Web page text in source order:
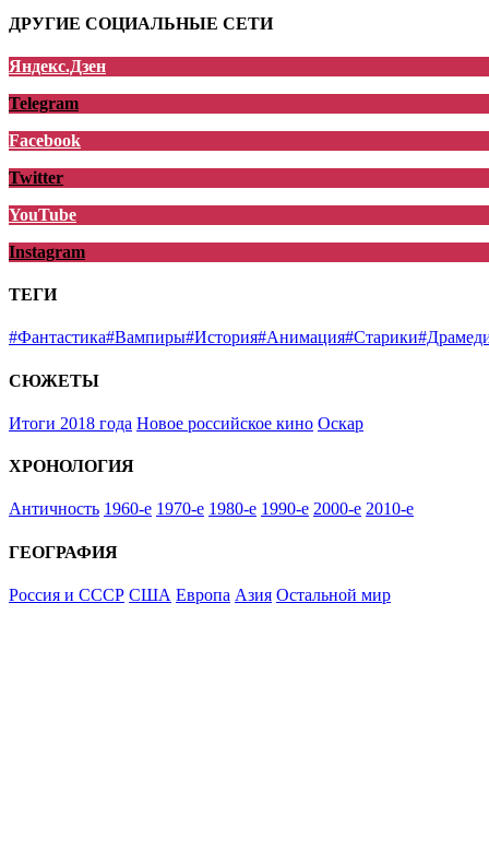
ДРУГИЕ СОЦИАЛЬНЫЕ СЕТИ
Яндекс.Дзен
Telegram
Facebook
Twitter
YouTube
Instagram
ТЕГИ
#Фантастика#Вампиры#История#Анимация#Старики
СЮЖЕТЫ
Итоги 2018 года Новое российское кино Оскар
ХРОНОЛОГИЯ
Античность 1960-е 1970-е 1980-е 1990-е 2000-е 2010-е
ГЕОГРАФИЯ
Россия и СССР США Европа Азия Остальной мир